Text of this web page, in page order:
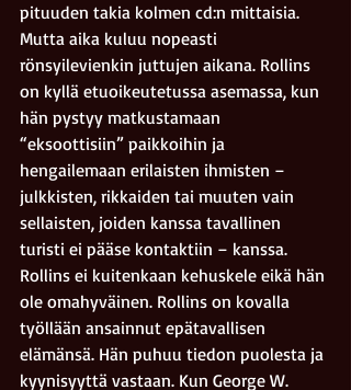
pituuden takia kolmen cd:n mittaisia.
Mutta aika kuluu nopeasti
rönsyilevienkin juttujen aikana. Rollins
on kyllä etuoikeutetussa asemassa, kun
hän pystyy matkustamaan
“eksoottisiin” paikkoihin ja
hengailemaan erilaisten ihmisten –
julkkisten, rikkaiden tai muuten vain
sellaisten, joiden kanssa tavallinen
turisti ei pääse kontaktiin – kanssa.
Rollins ei kuitenkaan kehuskele eikä hän
ole omahyväinen. Rollins on kovalla
työllään ansainnut epätavallisen
elämänsä. Hän puhuu tiedon puolesta ja
kyynisyyttä vastaan. Kun George W.